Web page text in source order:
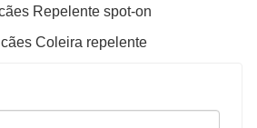
Repelente spot-on
Coleira repelente